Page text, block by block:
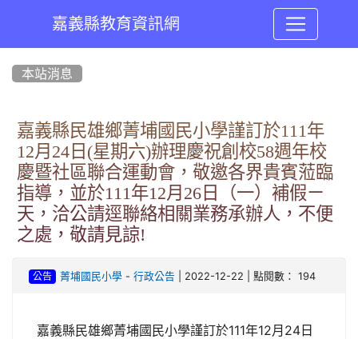
嘉義縣教育資訊網
本站消息
嘉義縣民雄鄉菁埔國民小學謹訂於111年
12月24日(星期六)辦理慶祝創校58週年校
慶暨社區聯合運動會，敬邀各界貴賓蒞臨
指導，並於111年12月26日（一）補假ㄧ
天，洽公請逕聯絡相關業務承辦人，不便
之處，敬請見諒!
公告 菁埔國民小學- 行政公告 | 2022-12-22 | 點閱數： 194
嘉義縣民雄鄉菁埔國民小學謹訂於111年12月24日